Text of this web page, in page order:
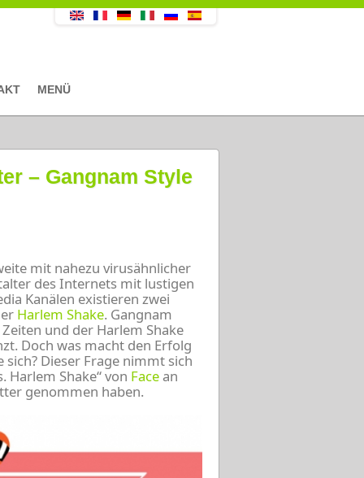
MENÜ
– Gangnam Style
mit nahezu virusähnlicher
des Internets mit lustigen
Kanälen existieren zwei
Harlem Shake. Gangnam
und der Harlem Shake
Doch was macht den Erfolg
Dieser Frage nimmt sich
Harlem Shake“ von Facean
genommen haben.